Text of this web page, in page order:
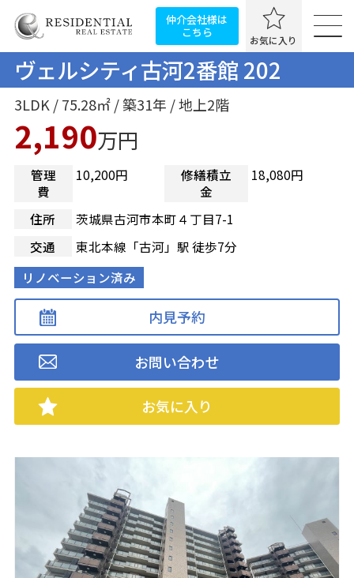
仲介会社様は
こちら
お気に入り
ヴェルシティ古河2番館 202
3LDK / 75.28㎡ / 築31年 / 地上2階
2,190万円
管理
費
10,200円
修繕積立
金
18,080円
住所
茨城県古河市本町４丁目7-1
交通
東北本線「古河」駅 徒歩7分
リノベーション済み
内見予約
お問い合わせ
お気に入り